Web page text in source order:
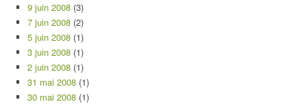
9 juin 2008 (3)
7 juin 2008 (2)
5 juin 2008 (1)
3 juin 2008 (1)
2 juin 2008 (1)
31 mai 2008 (1)
30 mai 2008 (1)